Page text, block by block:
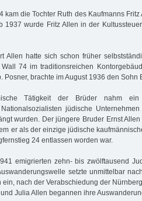
kam die Tochter Ruth des Kaufmanns
1937 wurde Fritz Allen in der
Allen hatte sich schon früher
74 im traditionsreichen
Posner, brachte im August 1936 den Sohn
Tätigkeit der Brüder nahm
jüdische
wurden. Der jüngere Bruder Ernst
er als der einzige jüdische
24 entlassen worden war.
emigrierten zehn- bis zwölftausend
setzte unmittelbar
nach der Verabschiedung der
Julia Allen begannen ihre